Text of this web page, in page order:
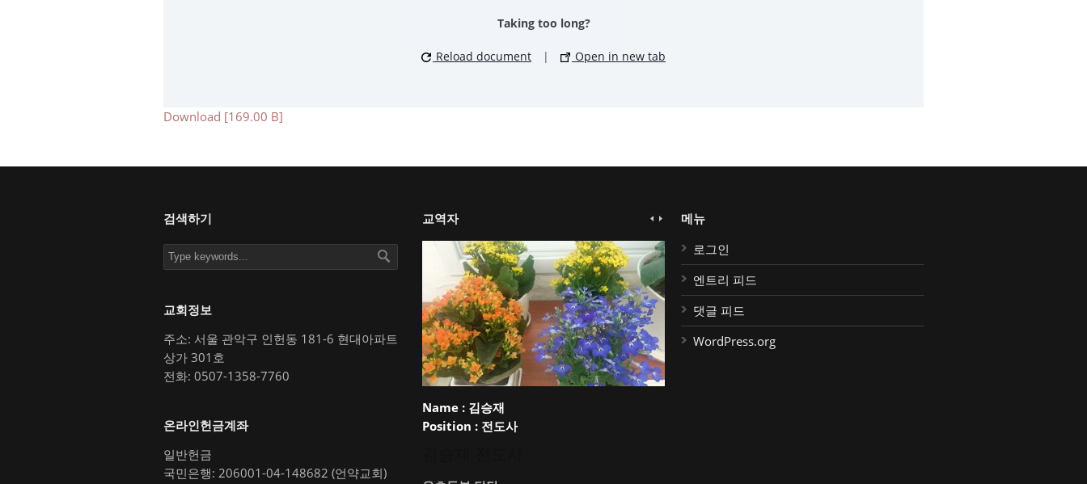
Taking too long?
Reload document | Open in new tab
Download [169.00 B]
검색하기
교회정보
주소: 서울 관악구 인헌동 181-6 현대아파트
상가 301호
전화: 0507-1358-7760
온라인헌금계좌
일반헌금
국민은행: 206001-04-148682 (언약교회)
교역자
Name :김승재
Position :전도사
메뉴
로그인
엔트리 피드
댓글 피드
WordPress.org